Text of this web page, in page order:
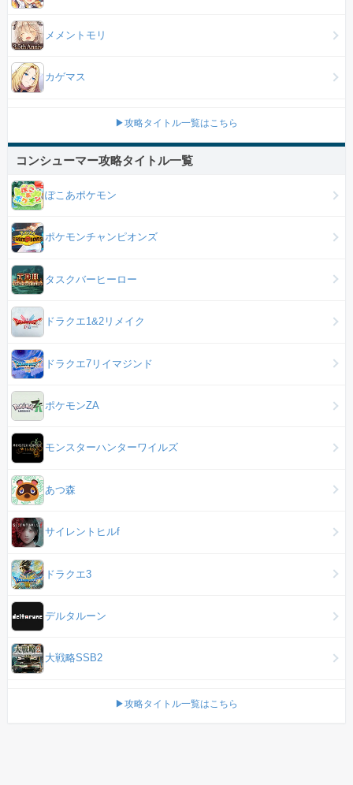
メメントモリ
カゲマス
▶攻略タイトル一覧はこちら
コンシューマー攻略タイトル一覧
ぽこあポケモン
ポケモンチャンピオンズ
タスクバーヒーロー
ドラクエ1&2リメイク
ドラクエ7リイマジンド
ポケモンZA
モンスターハンターワイルズ
あつ森
サイレントヒルf
ドラクエ3
デルタルーン
大戦略SSB2
▶攻略タイトル一覧はこちら